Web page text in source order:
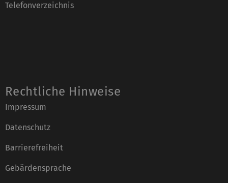
Telefonverzeichnis
Rechtliche Hinweise
Impressum
Datenschutz
Barrierefreiheit
Gebärdensprache